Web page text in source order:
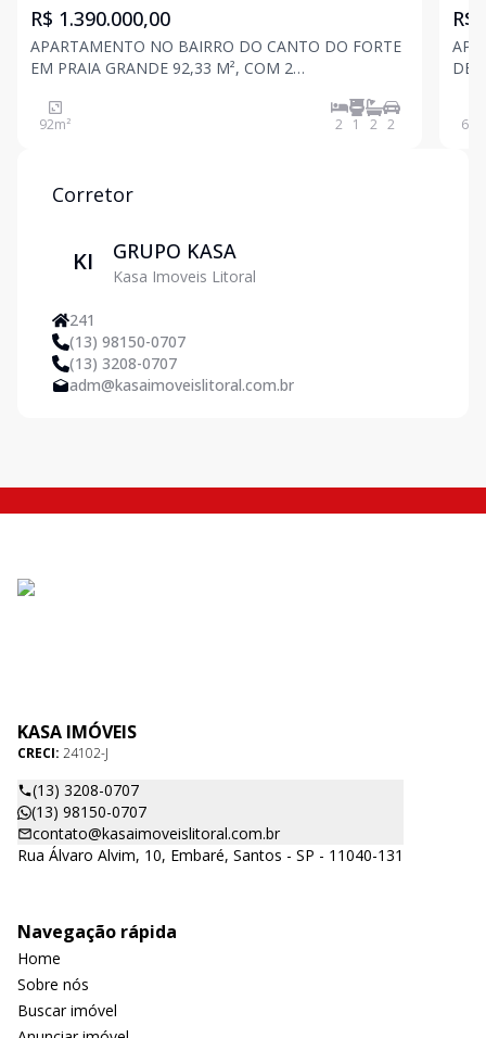
R$ 1.390.000,00
APARTAMENTO NO BAIRRO DO CANTO DO FORTE
EM PRAIA GRANDE 92,33 M², COM 2
GARAGEMEste apartamento é verdadeiramente e
92m² 2 1 2 2
R$
DE
61
Corretor
KI GRUPO KASA
Kasa Imoveis Litoral
241
(13) 98150-0707
(13) 3208-0707
adm@kasaimoveislitoral.com.br
KASA IMÓVEIS
CRECI: 24102-J
(13) 3208-0707
(13) 98150-0707
contato@kasaimoveislitoral.com.br
Rua Álvaro Alvim, 10, Embaré, Santos - SP - 11040-131
Navegação rápida
Home
Sobre nós
Buscar imóvel